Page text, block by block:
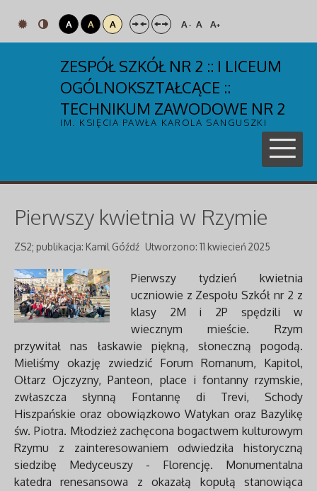
A A A A- A A+
ZESPÓŁ SZKÓŁ NR 2 :: I LICEUM
OGÓLNOKSZTAŁCĄCE ::
TECHNIKUM ZAWODOWE NR 2
IM. KSIĘCIA PAWŁA KAROLA SANGUSZKI
Pierwszy kwietnia w Rzymie
ZS2; publikacja: Kamil Góźdź Utworzono: 11 kwiecień 2025
Pierwszy tydzień kwietnia
uczniowie z Zespołu Szkół nr 2 z
klasy 2M i 2P spędzili w
wiecznym mieście. Rzym
przywitał nas łaskawie piękną, słoneczną pogodą.
Mieliśmy okazję zwiedzić Forum Romanum, Kapitol,
Ołtarz Ojczyzny, Panteon, place i fontanny rzymskie,
zwłaszcza słynną Fontannę di Trevi, Schody
Hiszpańskie oraz obowiązkowo Watykan oraz Bazylikę
św. Piotra. Młodzież zachęcona bogactwem kulturowym
Rzymu z zainteresowaniem odwiedziła historyczną
siedzibę Medyceuszy - Florencję. Monumentalna
katedra renesansowa z okazałą kopułą stanowiąca